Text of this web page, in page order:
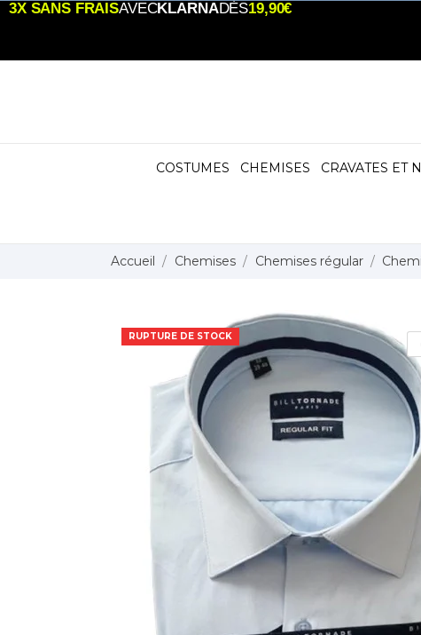
3X SANS FRAISAVECKLARNADÈS19,90€
COSTUMES CHEMISES CRAVATES ET
Accueil Chemises Chemises régular
RUPTURE DE STOCK